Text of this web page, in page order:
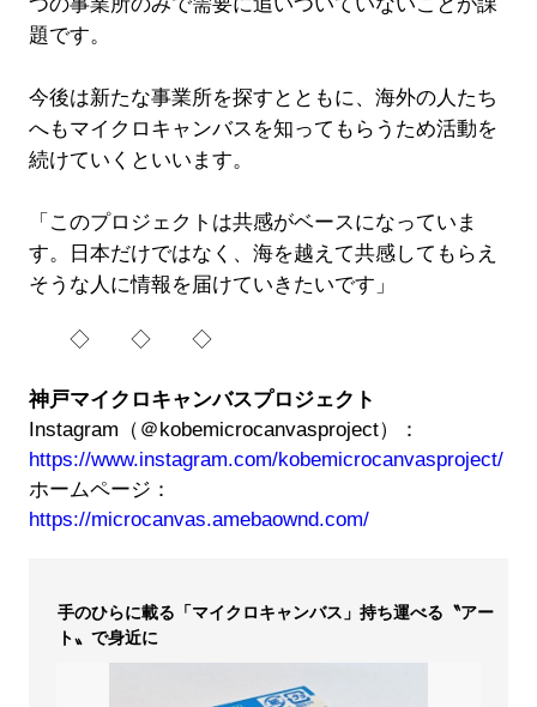
題です。
今後は新たな事業所を探すとともに、海外の人たち
へもマイクロキャンバスを知ってもらうため活動を
続けていくといいます。
「このプロジェクトは共感がベースになっていま
す。日本だけではなく、海を越えて共感してもらえ
そうな人に情報を届けていきたいです」
◇ ◇ ◇
神戸マイクロキャンバスプロジェクト
Instagram（＠kobemicrocanvasproject）：
https://www.instagram.com/kobemicrocanvasproject/
ホームページ：
https://microcanvas.amebaownd.com/
手のひらに載る「マイクロキャンバス」持ち運べる〝アー
ト〟で身近に